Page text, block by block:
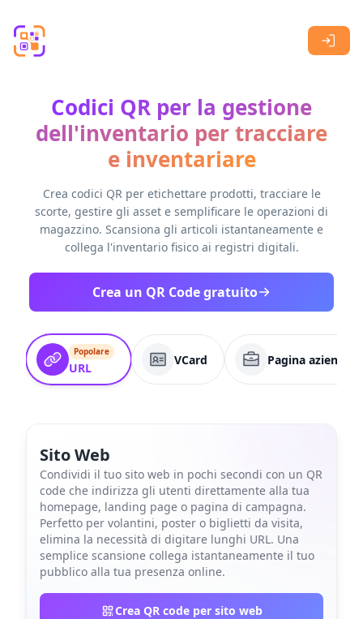
Codici QR per la gestione
dell'inventario per tracciare
e inventariare
Crea codici QR per etichettare prodotti, tracciare le
scorte, gestire gli asset e semplificare le operazioni di
magazzino. Scansiona gli articoli istantaneamente e
collega l'inventario fisico ai registri digitali.
Crea un QR Code gratuito
Popolare
URL
VCard Pagina aziendale
Sito Web
Condividi il tuo sito web in pochi secondi con un QR
code che indirizza gli utenti direttamente alla tua
homepage, landing page o pagina di campagna.
Perfetto per volantini, poster o biglietti da visita,
elimina la necessità di digitare lunghi URL. Una
semplice scansione collega istantaneamente il tuo
pubblico alla tua presenza online.
Crea QR code per sito web